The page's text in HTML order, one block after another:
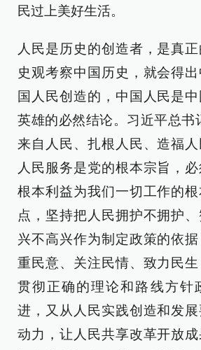
民过上美好生活。
人民是历史的创造者，是真
史观考察中国历史，就会得
国人民创造的，中国人民是
英雄的必然结论。习近平总书
来自人民、扎根人民、造福
人民服务是党的根本宗旨，
根本利益为我们一切工作的
点，坚持把人民拥护不拥护
兴不高兴作为制定政策的依
重民意、关注民情、致力民
贯彻正确的理论和路线方针
进，又从人民实践创造和发
动力，让人民共享改革开放